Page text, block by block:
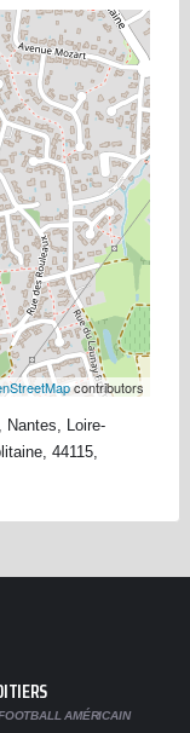
contributors
Nantes, Loire-
44115,
AMÉRICAIN